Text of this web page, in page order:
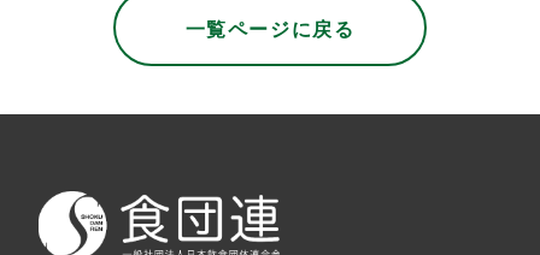
一覧ページに戻る